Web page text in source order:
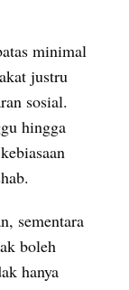
minimal
justru
sosial.
hingga
sementara
boleh
hanya